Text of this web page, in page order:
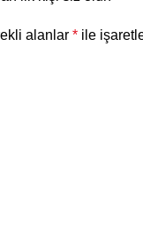
alanlar * ile